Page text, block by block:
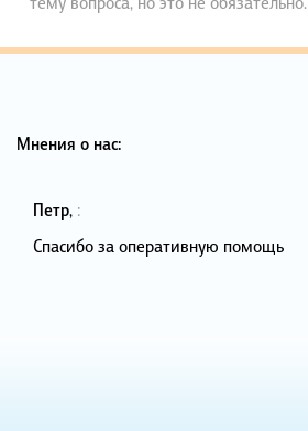
Мнения о нас:
Петр, :
Спасибо за оперативную помощь